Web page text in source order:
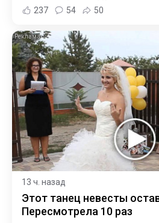
237 54 50
13 ч. назад
Этот танец невесты
Пересмотрела 10 раз